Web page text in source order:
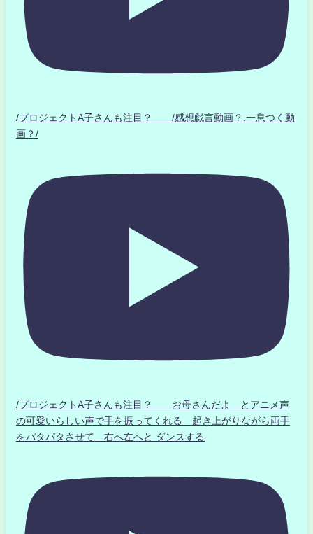
/プロジェクトA子さんも注目？ /感想戯言動画？.一息つく動
画？/
/プロジェクトA子さんも注目？ お母さんだよ とアニメ声
の可愛いらしい声で手を振ってくれる 起き上がりながら両手
をパタパタさせて 右へ左へと ダンスする